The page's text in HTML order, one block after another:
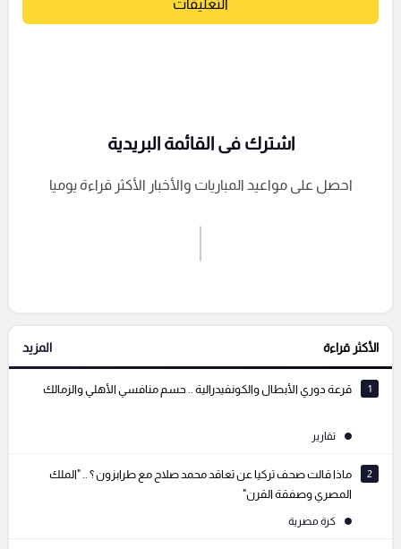
التعليقات
إرسال تعليق
التعليقات السابقة
اشترك فى القائمة البريدية
احصل على مواعيد المباريات والأخبار الأكثر قراءة يوميا
الأكثر قراءة المزيد
1 قرعة دوري الأبطال والكونفيدرالية .. حسم منافسي الأهلي والزمالك
تقارير
2
ماذا قالت صحف تركيا عن تعاقد محمد صلاح مع طرابزون ؟ .. "الملك
المصري وصفقة القرن"
كرة مصرية